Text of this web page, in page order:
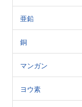
亜鉛
銅
マンガン
ヨウ素